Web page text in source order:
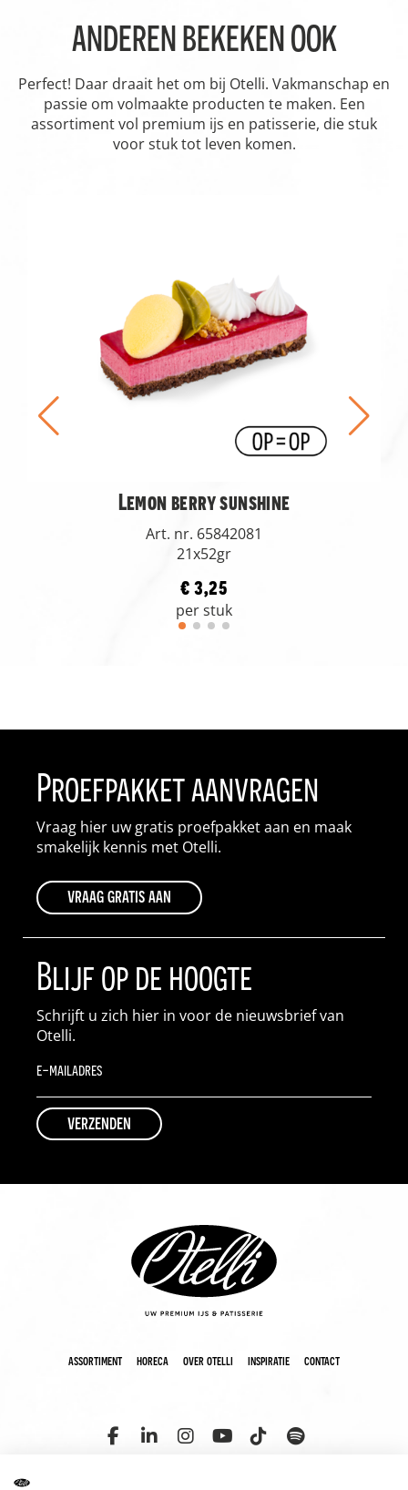
ANDEREN BEKEKEN OOK
Perfect! Daar draait het om bij Otelli. Vakmanschap en
passie om volmaakte producten te maken. Een
assortiment vol premium ijs en patisserie, die stuk
voor stuk tot leven komen.
Lemon berry sunshine
Art. nr. 65842081
21x52gr
€ 3,25
per stuk
Proefpakket aanvragen
Vraag hier uw gratis proefpakket aan en maak
smakelijk kennis met Otelli.
vraag gratis aan
Blijf op de hoogte
Schrijft u zich hier in voor de nieuwsbrief van
Otelli.
assortiment horeca over otelli inspiratie contact